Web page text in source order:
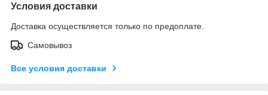
Условия доставки
Доставка осуществляется только по предоплате.
Самовывоз
Все условия доставки